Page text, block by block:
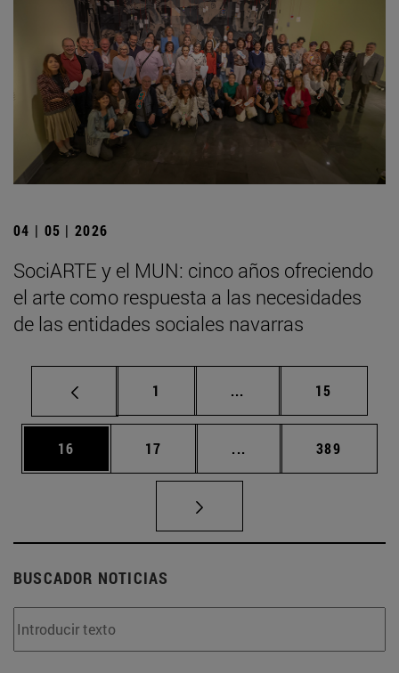
04 | 05 | 2026
SociARTE y el MUN: cinco años ofreciendo
el arte como respuesta a las necesidades
de las entidades sociales navarras
Página
1 ... Páginas intermedias
Página
15
Página
16 Página
17 ... Páginas intermedias
Página
389
BUSCADOR NOTICIAS